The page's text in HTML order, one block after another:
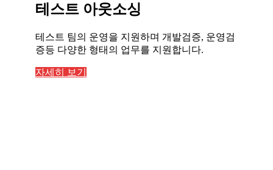
테스트 아웃소싱
테스트 팀의 운영을 지원하며 개발검증, 운영검
증등 다양한 형태의 업무를 지원합니다.
자세히 보기